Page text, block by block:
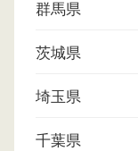
群馬県
茨城県
埼玉県
千葉県